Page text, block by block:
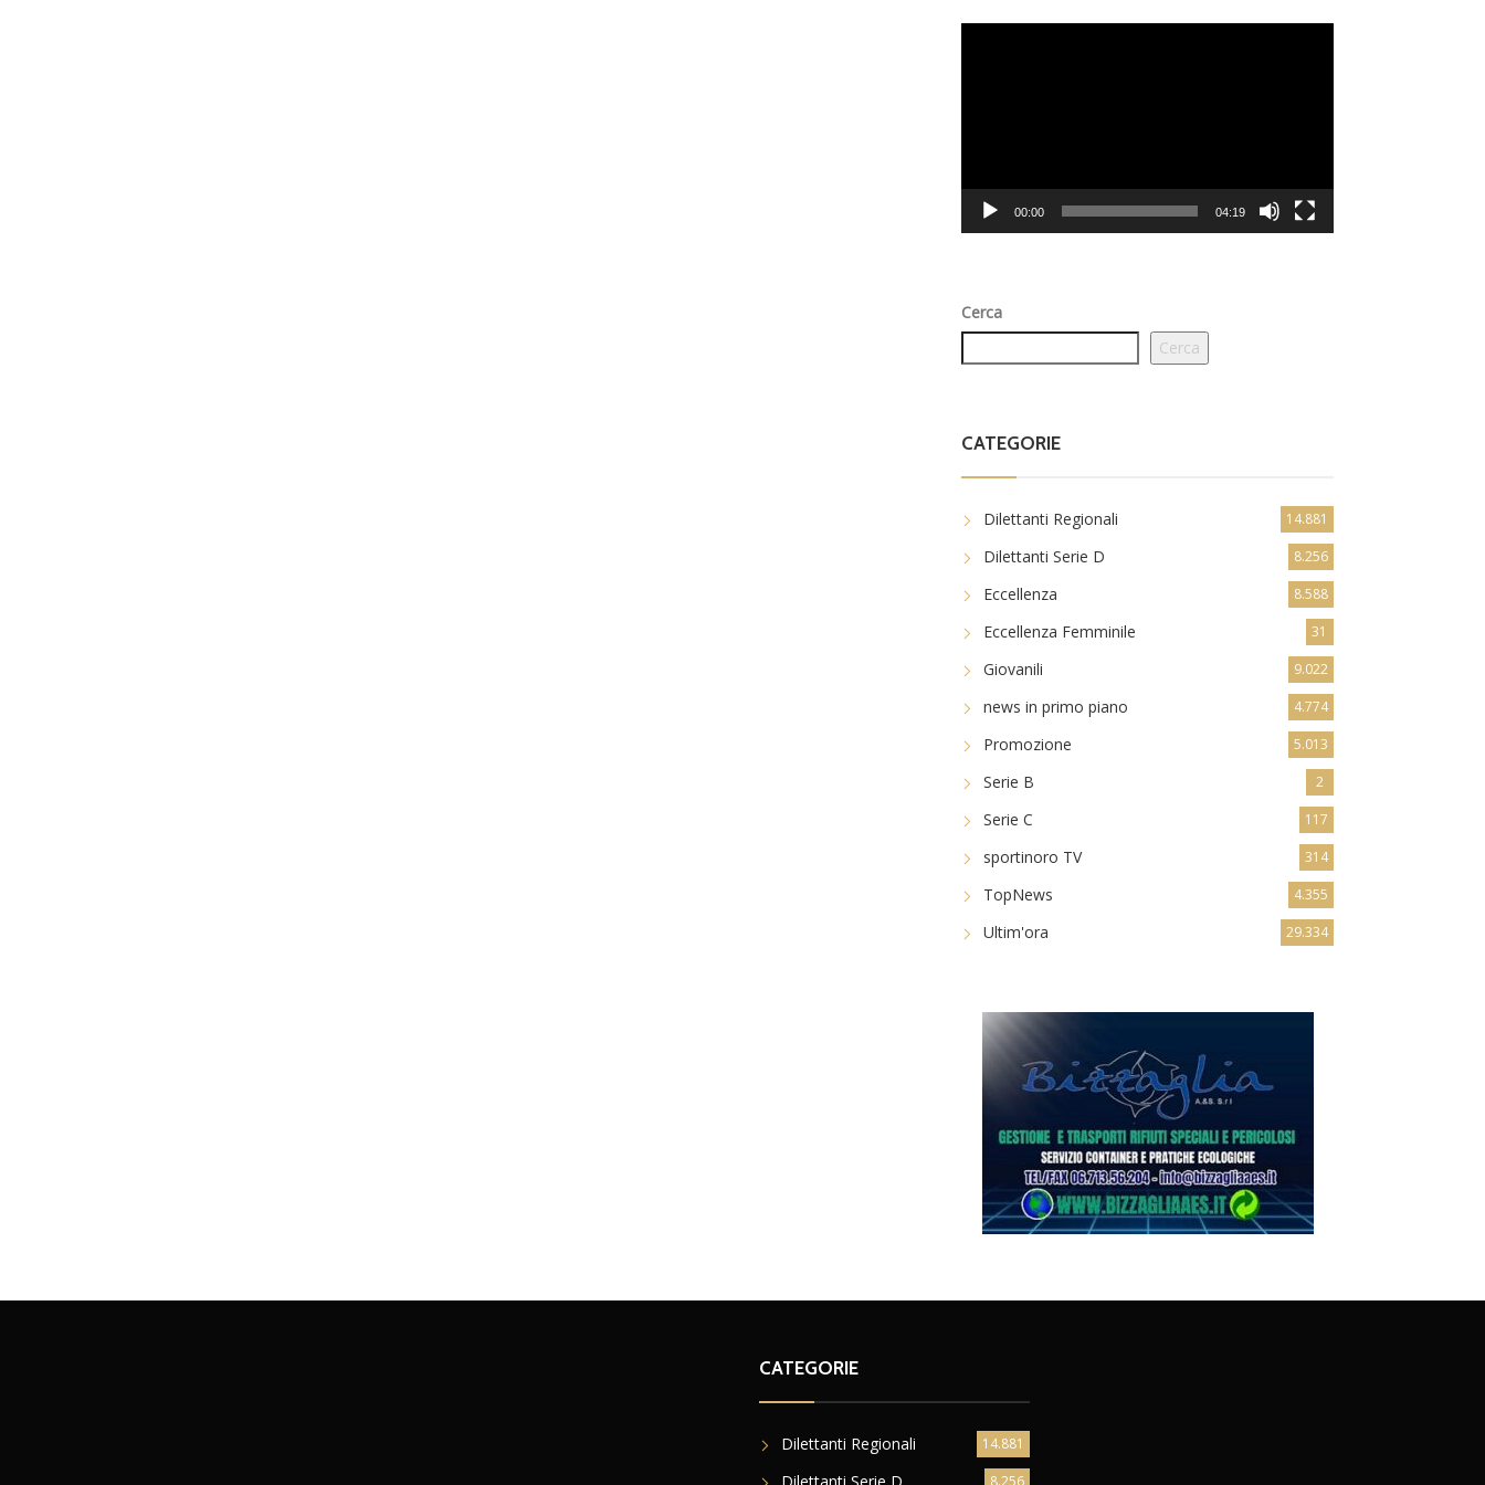
00:00 04:19
Cerca
Cerca
CATEGORIE
Dilettanti Regionali 14.881
Dilettanti Serie D 8.256
Eccellenza 8.588
Eccellenza Femminile 31
Giovanili 9.022
news in primo piano 4.774
Promozione 5.013
Serie B 2
Serie C 117
sportinoro TV 314
TopNews 4.355
Ultim'ora 29.334
CATEGORIE
Dilettanti Regionali 14.881
8.256